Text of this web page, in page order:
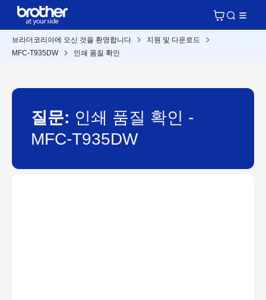
브라더코리아에 오신 것을 환영합니다
지원 및 다운로드
MFC-T935DW
인쇄 품질 확인
질문: 인쇄 품질 확인 -
MFC-T935DW